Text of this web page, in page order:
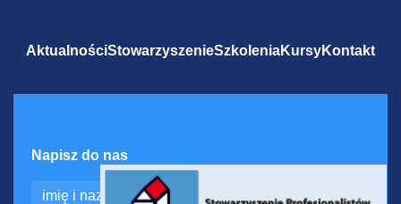
AktualnościStowarzyszenieSzkoleniaKursyKontakt
Napisz do nas